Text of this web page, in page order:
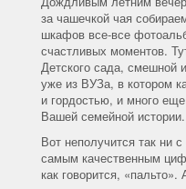
за чашечкой чая
шкафов все-все
счастливых моментов.
Детского сада, смешной
уже из ВУЗа, в котором
и гордостью, и много
Вашей семейной
Вот неполучится так ни
самым качественным
как говорится,